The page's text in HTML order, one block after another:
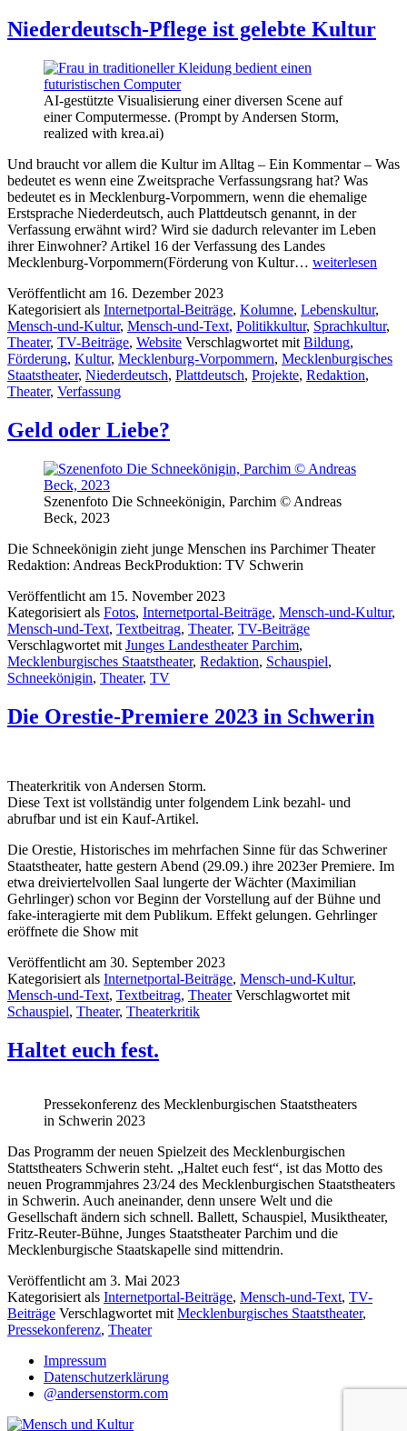
Niederdeutsch-Pflege ist gelebte Kultur
AI-gestützte Visualisierung einer diversen Scene auf
einer Computermesse. (Prompt by Andersen Storm,
realized with krea.ai)
Und braucht vor allem die Kultur im Alltag – Ein Kommentar – Was
bedeutet es wenn eine Zweitsprache Verfassungsrang hat? Was
bedeutet es in Mecklenburg-Vorpommern, wenn die ehemalige
Erstsprache Niederdeutsch, auch Plattdeutsch genannt, in der
Verfassung erwähnt wird? Wird sie dadurch relevanter im Leben
ihrer Einwohner? Artikel 16 der Verfassung des Landes
Mecklenburg-Vorpommern(Förderung von Kultur… Niederdeutsch-
gelebte
Kultur
weiterlesen
Veröffentlicht am 16. Dezember 2023
Kategorisiert als Internetportal-Beiträge, Kolumne, Lebenskultur,
Mensch-und-Kultur, Mensch-und-Text, Politikkultur, Sprachkultur,
Theater, TV-Beiträge, Website Verschlagwortet mit Bildung,
Förderung, Kultur, Mecklenburg-Vorpommern, Mecklenburgisches
Staatstheater, Niederdeutsch, Plattdeutsch, Projekte, Redaktion,
Theater, Verfassung
Geld oder Liebe?
Szenenfoto Die Schneekönigin, Parchim © Andreas
Beck, 2023
Die Schneekönigin zieht junge Menschen ins Parchimer Theater
Redaktion: Andreas BeckProduktion: TV Schwerin
Veröffentlicht am 15. November 2023
Kategorisiert als Fotos, Internetportal-Beiträge, Mensch-und-Kultur,
Mensch-und-Text, Textbeitrag, Theater, TV-Beiträge
Verschlagwortet mit Junges Landestheater Parchim,
Mecklenburgisches Staatstheater, Redaktion, Schauspiel,
Schneekönigin, Theater, TV
Die Orestie-Premiere 2023 in Schwerin
Theaterkritik von Andersen Storm.
Diese Text ist vollständig unter folgendem Link bezahl- und
abrufbar und ist ein Kauf-Artikel.
Die Orestie, Historisches im mehrfachen Sinne für das Schweriner
Staatstheater, hatte gestern Abend (29.09.) ihre 2023er Premiere. Im
etwa dreiviertelvollen Saal lungerte der Wächter (Maximilian
Gehrlinger) schon vor Beginn der Vorstellung auf der Bühne und
fake-interagierte mit dem Publikum. Effekt gelungen. Gehrlinger
eröffnete die Show mit
Veröffentlicht am 30. September 2023
Kategorisiert als Internetportal-Beiträge, Mensch-und-Kultur,
Mensch-und-Text, Textbeitrag, Theater Verschlagwortet mit
Schauspiel, Theater, Theaterkritik
Haltet euch fest.
Pressekonferenz des Mecklenburgischen Staatstheaters
in Schwerin 2023
Das Programm der neuen Spielzeit des Mecklenburgischen
Stattstheaters Schwerin steht. „Haltet euch fest“, ist das Motto des
neuen Programmjahres 23/24 des Mecklenburgischen Staatstheaters
in Schwerin. Auch aneinander, denn unsere Welt und die
Gesellschaft ändern sich schnell. Ballett, Schauspiel, Musiktheater,
Fritz-Reuter-Bühne, Junges Staatstheater Parchim und die
Mecklenburgische Staatskapelle sind mittendrin.
Veröffentlicht am 3. Mai 2023
Kategorisiert als Internetportal-Beiträge, Mensch-und-Text, TV-
Beiträge Verschlagwortet mitMecklenburgisches Staatstheater,
Pressekonferenz, Theater
Impressum
Datenschutzerklärung
@andersenstorm.com